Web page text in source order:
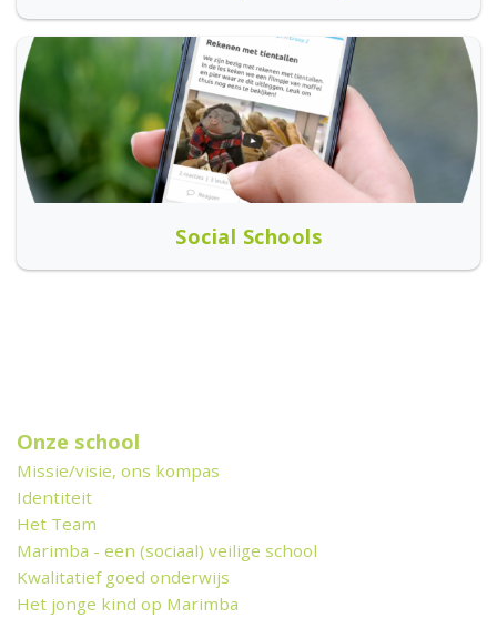
Social Schools
Onze school
Missie/visie, ons kompas
Identiteit
Het Team
Marimba - een (sociaal) veilige school
Kwalitatief goed onderwijs
Het jonge kind op Marimba